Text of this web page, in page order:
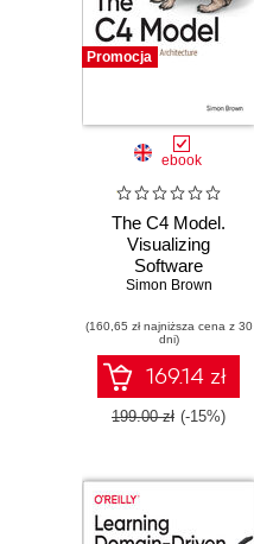
Promocja
ebook
The C4 Model.
Visualizing
Software
Architecture
Simon Brown
(160,65 zł najniższa cena z 30
dni)
169.14 zł
199.00 zł (-15%)